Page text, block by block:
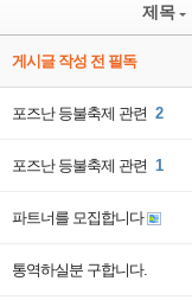
제목
게시글 작성 전 필독
포즈난 등불축제 관련 2
포즈난 등불축제 관련 1
파트너를 모집합니다
통역하실분 구합니다.